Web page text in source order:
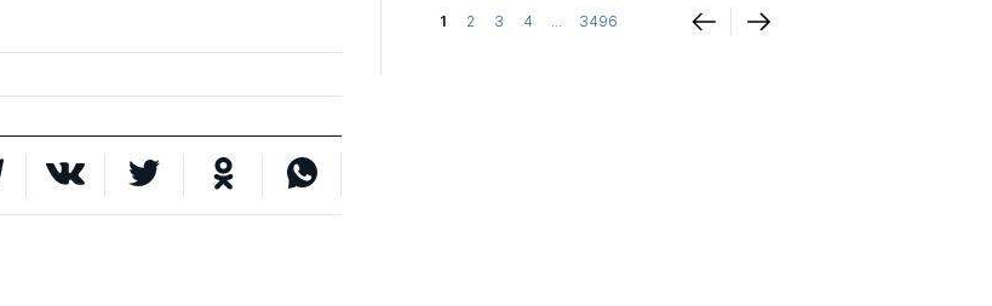
1 2 3 4 ... 3496